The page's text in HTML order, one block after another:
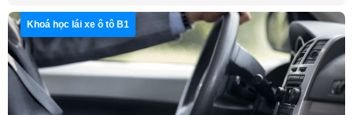
phù hợp nhất.
Khoá học lái xe ô tô B1